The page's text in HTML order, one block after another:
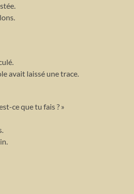
avait laissé une trace.
ce que tu fais ? »